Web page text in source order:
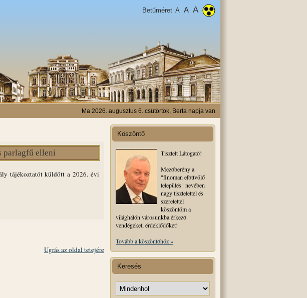
Betűméret A A A
Ma 2026. augusztus 6. csütörtök, Berta napja van
parlagfű elleni
tájékoztatót küldött a 2026. évi
Ugrás az oldal tetejére
Köszöntő
Tisztelt Látogató!
Mezőberény a
"finoman elbűvölő
település" nevében
nagy tisztelettel és
szeretettel
köszöntöm a
világhálón városunkba érkező
vendégeket, érdeklődőket!
Tovább a köszöntőhöz »
Keresés
Keresés helye